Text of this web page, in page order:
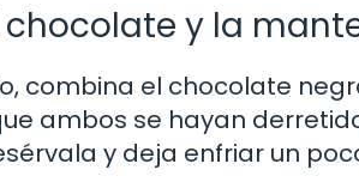
chocolate y la
combina el chocolate
ambos se hayan
y deja enfriar un